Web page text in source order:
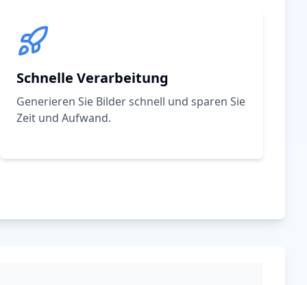
Schnelle Verarbeitung
Generieren Sie Bilder schnell und sparen Sie
Zeit und Aufwand.